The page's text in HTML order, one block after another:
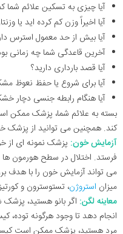
آیا چیزی به تسکین علائم
آیا اخیراً وزن کم کرده اید یا
آیا بیش از حد معمول استرس
آخرین قاعدگی شما چه زمانی
آیا قصد بارداری دارید؟
آیا برای شروع یا حفظ نعوظ
آیا هنگام رابطه جنسی دچار
بسته به علائم شما، پزشک ممکن
کند. همچنین می توانید از پزشک
آزمایش خون: پزشک نمونه ای از
فرستد. اختلال در سطح هورمون
می تواند آزمایش خون را با هدف
میزان استروژن، تستوسترون و
معاینه لگن: اگر بانو هستید،
انجام دهد تا وجود هرگونه
مرد هستید، پزشک ممکن است کیسه